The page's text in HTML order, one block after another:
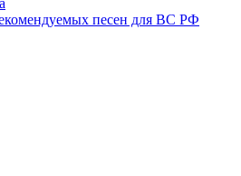
песен для ВС РФ